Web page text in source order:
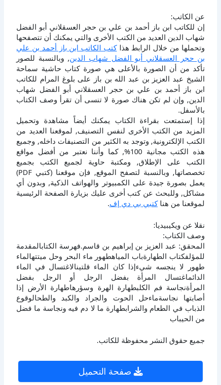
عن الكاتب:
إن للكاتب ابن باز أحمد بن علي بن حجر العسقلاني أبو الفضل
شهاب الدين العديد من الكتب الأخرى والتي يمكنك أن تتصفحها
وتحملها من خلال الرابط هذاكتب الكاتب ابن باز أحمد بن علي
بن حجر العسقلاني أبو الفضل شهاب الدين, وبالنسبة للصور
تأكد من أن الصورة بالأعلى هي صورة كتاب حاشية سماحة
الشيخ عبد العزيز بن عبد الله بن باز على بلوغ المرام للكاتب
ابن باز أحمد بن علي بن حجر العسقلاني أبو الفضل شهاب
الدين, وإن لم تكن هناك صورة لا تنسى أن تقرأ وصف الكتاب
بالأسفل.
إذا إستمتعت بقراءة الكتاب يمكنك أيضاً مشاهدة وتحميل
المزيد من الكتب الأخرى لنفس التصنيف, لموقعنا العديد من
الكتب الإلكترونية, وتوجد به الكثير من التصنيفات داخله, وجميع
هذه الكتب مجانية 100%, كما وأننا نعتبر من أفضل مواقع
الكتب على الإطلاق, ومكتبة حاوية لجميع الكتب بجميع
تخصصاتها, وبالنسبة لتصفح الموقع, فإن موقعنا (كتبي PDF)
يعمل بصورة جيدة على الكمبيوتر والهواتف الذكية, وبدون أي
مشاكل, وللبحث عن كتب أخرى عليك بزيارة الصفحة الرئيسية
لموقعنا من هناكتبي بي دي إف.
نقلا عن ويكيبيديا:
وصف الكتاب:
المحقق: عبد العزيز بن إبراهيم بن قاسم.فهرسة الكتابالمقدمة
للمؤلفكتاب الطهارةباب المياهطهور ماء البحر وحل ميتتهالماء
طهور لا ينجسه شيءإذا كان الماء قلتينالاغتسال في الماء
الدائماغتسال المرأة بفضل الرجل أو الرجل بفضل
المرأةنجاسة فم الكلبطهارة الهرة وسؤرهاطهارة الأرض إذا
أصابتها نجاسةماءحل الحوت والجراد والكبد والطحالوقوع
الذباب في الطعام والشرابطهارة ما لا دم فيه ونجاسة ما فضل
من الحيباب
جميع حقوق النشر محفوظة للكاتب.
صفحة التحميل